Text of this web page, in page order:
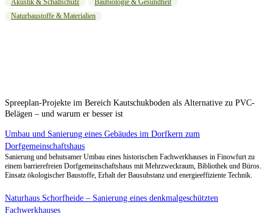
Akustik & Schallschutz
Baubiologie & Gesundheit
Naturbaustoffe & Materialien